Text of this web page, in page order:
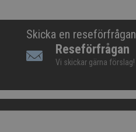
Skicka en reseförfrågan
Reseförfrågan
Vi skickar gärna förslag!